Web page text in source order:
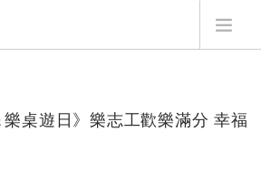
樂桌遊日》樂志工歡樂滿分 幸福